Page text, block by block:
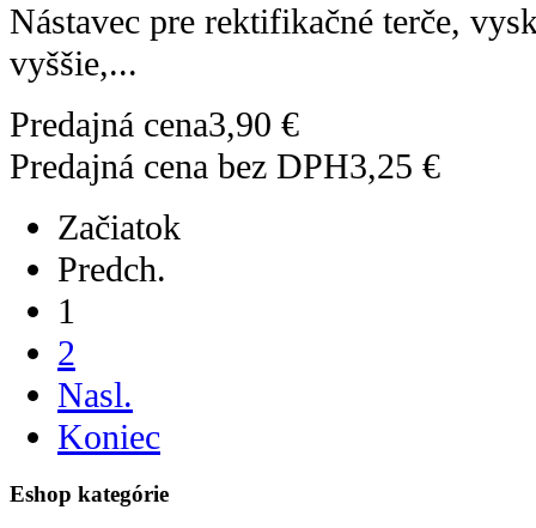
Nástavec pre rektifikačné terče,
vyššie,...
Predajná cena3,90 €
Predajná cena bez DPH3,25 €
Začiatok
Predch.
1
2
Nasl.
Koniec
Eshop kategórie